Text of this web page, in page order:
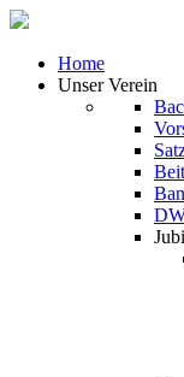
Home
Unser Verein